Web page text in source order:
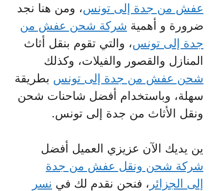
عفش من جدة إلى تونس، ومن هنا نجد
ضرورة و أهمية شركة شحن عفش من
جدة إلى تونس، والتي تقوم بنقل أثاث
المنازل والقصور والفيلات، وكذلك
شحن عفش من جدة إلى تونس بطريقة
سهلة، وباستخدام أفضل شاحنات شحن
ونقل الأثاث من جدة إلى تونس.
ين يديك الآن عزيزي العميل أفضل
شركة شحن ونقل عفش من جدة
إلى الجزائر ، فنحن نقدم لك في نسر